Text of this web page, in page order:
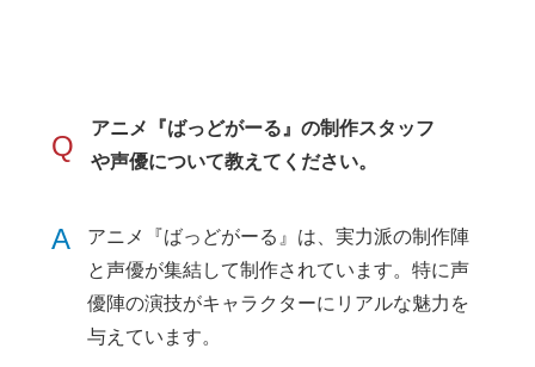
Q
アニメ『ばっどがーる』の制作スタッフ
や声優について教えてください。
A
アニメ『ばっどがーる』は、実力派の制作陣
と声優が集結して制作されています。特に声
優陣の演技がキャラクターにリアルな魅力を
与えています。